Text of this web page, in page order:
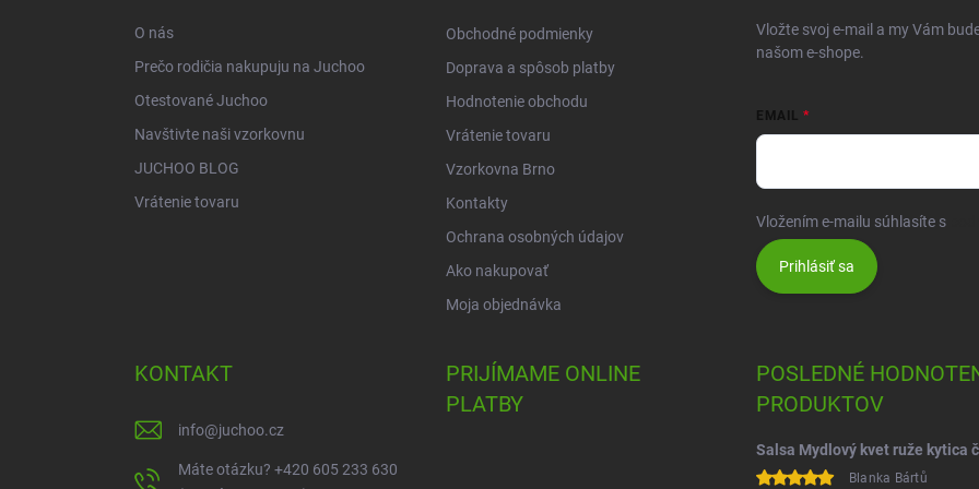
O nás
Prečo rodičia nakupuju na Juchoo
Otestované Juchoo
Navštivte naši vzorkovnu
JUCHOO BLOG
Vrátenie tovaru
Obchodné podmienky
Doprava a spôsob platby
Hodnotenie obchodu
Vrátenie tovaru
Vzorkovna Brno
Kontakty
Ochrana osobných údajov
Ako nakupovať
Moja objednávka
Vložte svoj e-mail a my Vám
našom e-shope.
EMAIL
Vložením e-mailu súhlasíte s
Prihlásiť sa
KONTAKT
info@juchoo.cz
Máte otázku? +420 605 233 630
PRIJÍMAME ONLINE
PLATBY
POSLEDNÉ
PRODUKTOV
Blanka Bártů